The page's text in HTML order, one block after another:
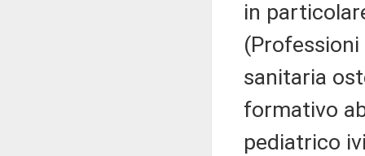
in
sanitaria
formativo
pediatrico